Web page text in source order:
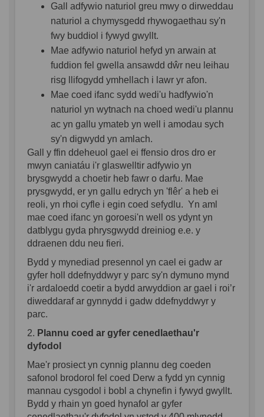
Gall adfywio naturiol greu mwy o dirweddau
naturiol a chymysgedd rhywogaethau sy'n
fwy buddiol i fywyd gwyllt.
Mae adfywio naturiol hefyd yn arwain at
fuddion fel gwella ansawdd dŵr neu leihau
risg llifogydd ymhellach i lawr yr afon.
Mae coed ifanc sydd wedi'u hadfywio'n
naturiol yn wytnach na choed wedi'u plannu
ac yn gallu ymateb yn well i amodau sych
sy'n digwydd yn amlach.
Gall y ffin ddeheuol gael ei ffensio dros dro er
mwyn caniatáu i'r glaswelltir adfywio yn
brysgwydd a choetir heb fawr o darfu. Mae
prysgwydd, er yn gallu edrych yn 'flêr' a heb ei
reoli, yn rhoi cyfle i egin coed sefydlu. Yn aml
mae coed ifanc yn goroesi'n well os ydynt yn
datblygu gyda phrysgwydd dreiniog e.e. y
ddraenen ddu neu fieri.
Bydd y mynediad presennol yn cael ei gadw ar
gyfer holl ddefnyddwyr y parc sy'n dymuno mynd
i'r ardaloedd coetir a bydd arwyddion ar gael i roi’r
diweddaraf ar gynnydd i gadw ddefnyddwyr y
parc.
2. Plannu coed ar gyfer cenedlaethau'r
dyfodol
Mae'r prosiect yn cynnig plannu deg coeden
safonol brodorol fel coed Derw a fydd yn cynnig
mannau cysgodol i bobl a chynefin i fywyd gwyllt.
Bydd y rhain yn goed hynafol ar gyfer